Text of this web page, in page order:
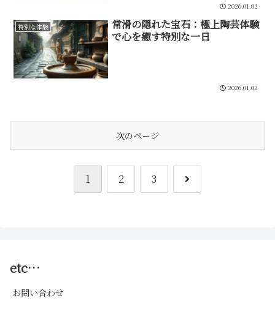
2026.01.02
特別な体験
常滑の隠れた宝石：極上陶芸体験
で心を癒す特別な一日
2026.01.02
次のページ
1 2 3
次
etc…
お問い合わせ